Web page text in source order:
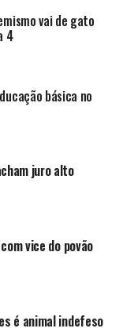
vai de gato
4
básica no
juro alto
vice do povão
é animal indefeso